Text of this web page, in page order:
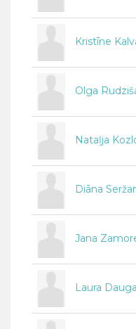
Kristīne
Olga
Nataļja
Diāna
Jana
Laura